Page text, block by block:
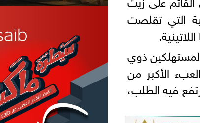
التي تقلصت
ذوي
الأكبر من
فيه الطلب،